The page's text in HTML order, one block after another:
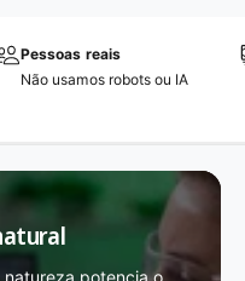
Pessoas reais
Não usamos robots ou IA